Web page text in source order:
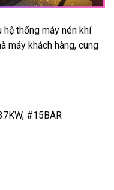
thống máy nén khí
máy khách hàng, cung
#15BAR